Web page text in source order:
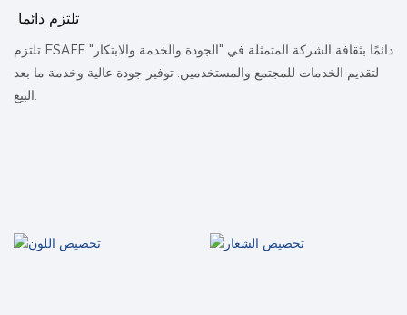
تلتزم دائما
تلتزم ESAFE دائمًا بثقافة الشركة المتمثلة في "الجودة والخدمة والابتكار"
لتقديم الخدمات للمجتمع والمستخدمين. توفير جودة عالية وخدمة ما بعد